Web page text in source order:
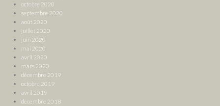
octobre 2020
septembre 2020
août 2020
juillet 2020
juin 2020
mai 2020
avril 2020
mars 2020
décembre 2019
octobre 2019
avril 2019
décembre 2018